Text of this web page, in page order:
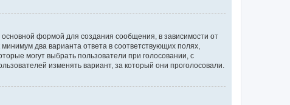
основной формой для создания сообщения, в зависимости от
два варианта ответа в соответствующих полях,
могут выбрать пользователи при голосовании, с
изменять вариант, за который они проголосовали.